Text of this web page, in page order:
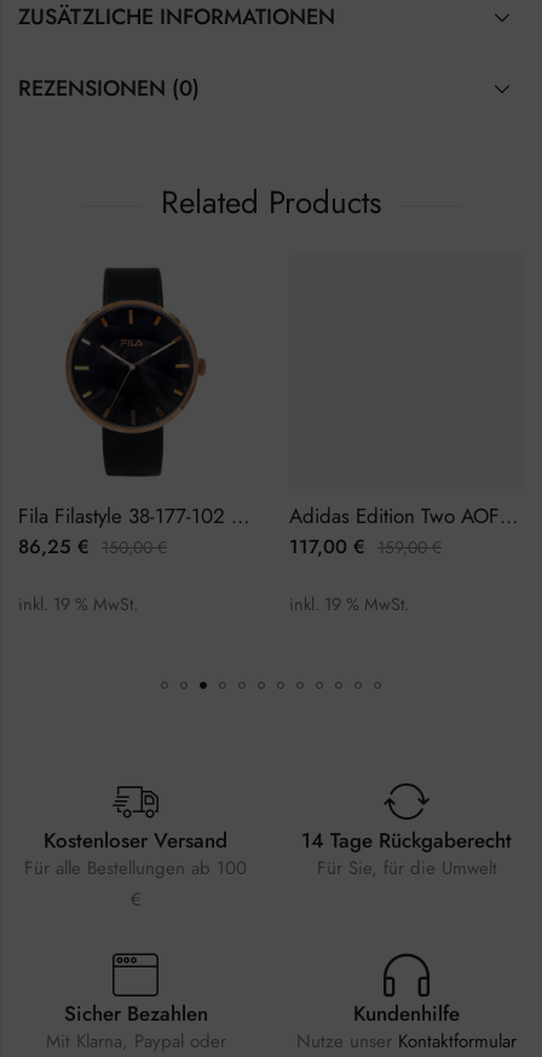
ZUSÄTZLICHE INFORMATIONEN
REZENSIONEN (0)
Related Products
Fila Filastyle 38-177-102 Herrenuhr
86,25 € 150,00€
inkl. 19 % MwSt.
Adidas Edition Two AOFH22502 Herrenuhr
117,00 € 159,00€
inkl. 19 % MwSt.
Kostenloser Versand
Für alle Bestellungen ab 100
€
14 Tage Rückgaberecht
Für Sie, für die Umwelt
Sicher Bezahlen
Mit Klarna, Paypal oder
Kundenhilfe
Nutze unser Kontaktformular